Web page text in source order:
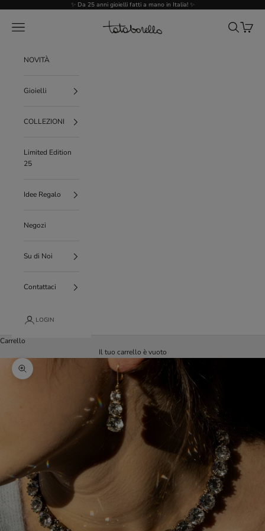
✨ Da 25 anni gioielli fatti a mano in Italia! ✨
Tataborello
Menù CercaCarrello
NOVITÀ
Gioielli
COLLEZIONI
Limited Edition
25
Idee Regalo
Negozi
Su di Noi
Contattaci
LOGIN
Carrello
Il tuo carrello è vuoto
Ingrandisci immagine